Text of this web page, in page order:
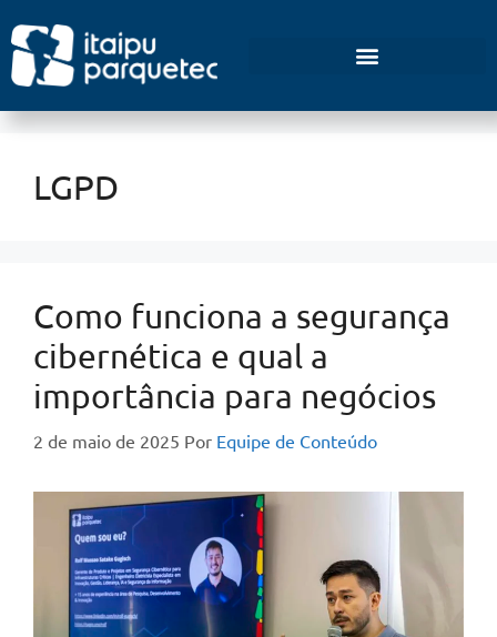
LGPD
Como funciona a segurança
cibernética e qual a
importância para negócios
2 de maio de 2025 Por Equipe de Conteúdo